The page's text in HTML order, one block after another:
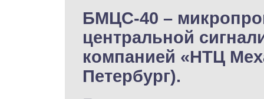
БМЦС-40 –
центральной
компанией «НТЦ
Петербург).